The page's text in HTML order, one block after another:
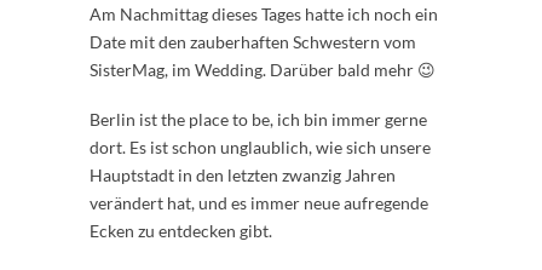
Am Nachmittag dieses Tages hatte ich noch ein
Date mit den zauberhaften Schwestern vom
SisterMag, im Wedding. Darüber bald mehr 😉
Berlin ist the place to be, ich bin immer gerne
dort. Es ist schon unglaublich, wie sich unsere
Hauptstadt in den letzten zwanzig Jahren
verändert hat, und es immer neue aufregende
Ecken zu entdecken gibt.